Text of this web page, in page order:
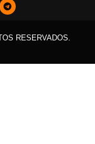
RESERVADOS.